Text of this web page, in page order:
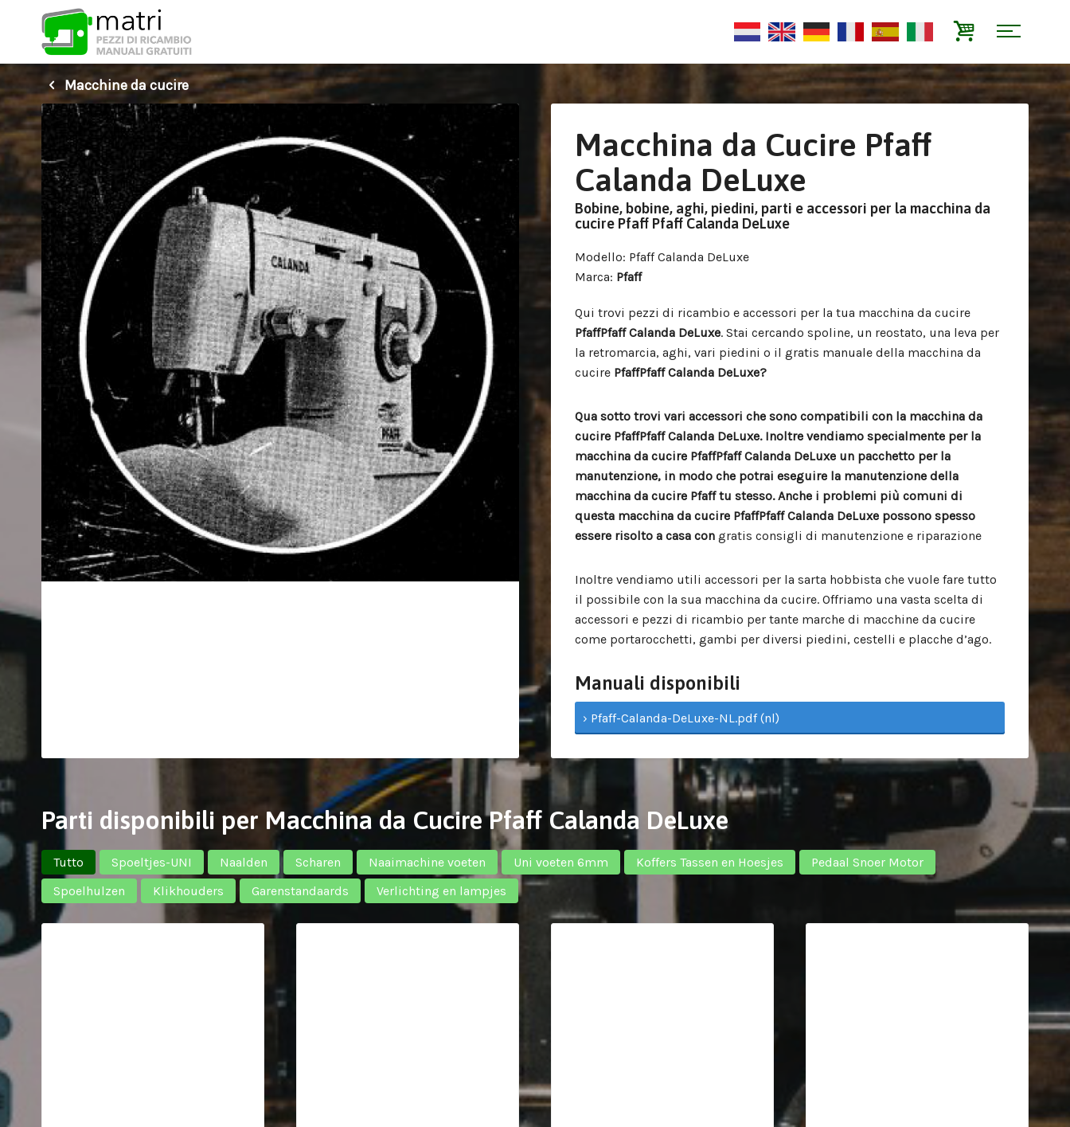
Macchine da cucire
Macchina da Cucire Pfaff
Calanda DeLuxe
Bobine, bobine, aghi, piedini, parti e accessori per la macchina da
cucire Pfaff Pfaff Calanda DeLuxe
Modello: Pfaff Calanda DeLuxe
Marca: Pfaff
Qui trovi pezzi di ricambio e accessori per la tua macchina da cucire
PfaffPfaff Calanda DeLuxe. Stai cercando spoline, un reostato, una leva per
la retromarcia, aghi, vari piedini o il gratis manuale della macchina da
cucire PfaffPfaff Calanda DeLuxe?
Qua sotto trovi vari accessori che sono compatibili con la macchina da
cucire PfaffPfaff Calanda DeLuxe. Inoltre vendiamo specialmente per la
macchina da cucire PfaffPfaff Calanda DeLuxe un pacchetto per la
manutenzione, in modo che potrai eseguire la manutenzione della
macchina da cucire Pfaff tu stesso. Anche i problemi più comuni di
questa macchina da cucire PfaffPfaff Calanda DeLuxe possono spesso
essere risolto a casa con gratis consigli di manutenzione e riparazione
Inoltre vendiamo utili accessori per la sarta hobbista che vuole fare tutto
il possibile con la sua macchina da cucire. Offriamo una vasta scelta di
accessori e pezzi di ricambio per tante marche di macchine da cucire
come portarocchetti, gambi per diversi piedini, cestelli e placche d’ago.
Manuali disponibili
› Pfaff-Calanda-DeLuxe-NL.pdf (nl)
Parti disponibili per Macchina da Cucire Pfaff Calanda DeLuxe
Tutto Spoeltjes-UNI Naalden Scharen Naaimachine voeten Uni voeten 6mm Koffers Tassen en Hoesjes
Pedaal Snoer Motor
Spoelhulzen
Klikhouders Garenstandaards Verlichting en lampjes